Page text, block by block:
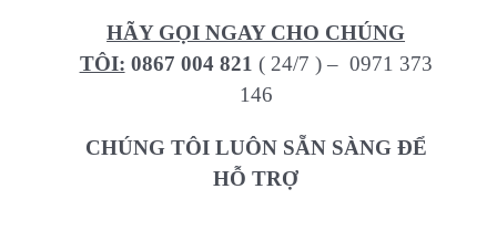
HÃY GỌI NGAY CHO CHÚNG
TÔI: 0867 004 821 ( 24/7 ) – 0971 373
146
CHÚNG TÔI LUÔN SẴN SÀNG ĐỂ
HỖ TRỢ